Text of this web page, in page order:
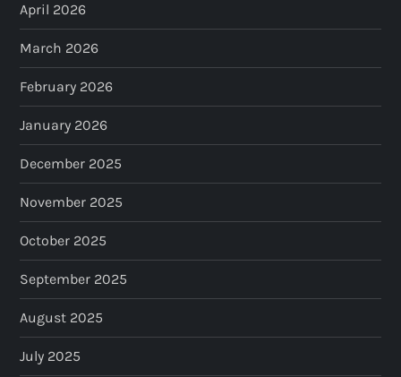
i
n
a
t
i
o
n
April 2026
March 2026
February 2026
January 2026
December 2025
November 2025
October 2025
September 2025
August 2025
July 2025